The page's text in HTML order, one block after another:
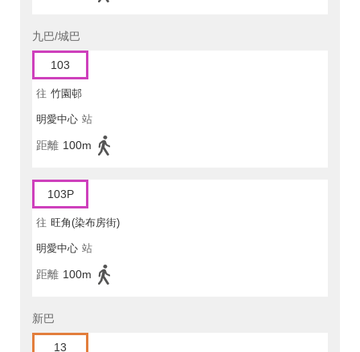
九巴/城巴
103
往 竹園邨
明愛中心 站
距離 100m
103P
往 旺角(染布房街)
明愛中心 站
距離 100m
新巴
13